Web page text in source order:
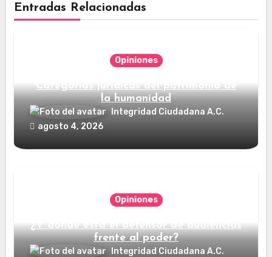
Entradas Relacionadas
Opiniones
Categorías jurídicas del patrimonio de
la humanidad
Integridad Ciudadana A.C.
agosto 4, 2026
Opiniones
¿Y dónde está el defensor de audiencias
frente al poder?
Integridad Ciudadana A.C.